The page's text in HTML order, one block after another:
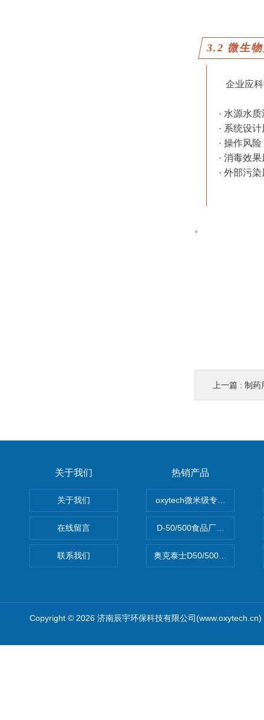
3.2 微生
企业应科
· 水源水
· 系统设
· 操作风
· 消毒效
· 外部污
。
上一篇 : 制药
关于我们
关于我们
在线留言
联系我们
热销产品
oxytech微米级专业消毒
D-50/500食品厂车间高效杀
奥克泰士D50/500矿泉水消毒
Copyright © 2026 济南辰宇环保科技有限公司(www.oxytech.cn)